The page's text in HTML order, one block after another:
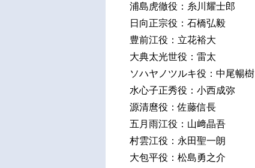
浦島虎徹役：糸川耀士郎
日向正宗役：石橋弘毅
豊前江役：立花裕大
大典太光世役：雷太
ソハヤノツルキ役：中尾暢樹
水心子正秀役：小西成弥
源清麿役：佐藤信長
五月雨江役：山﨑晶吾
村雲江役：永田聖一朗
大包平役：松島勇之介